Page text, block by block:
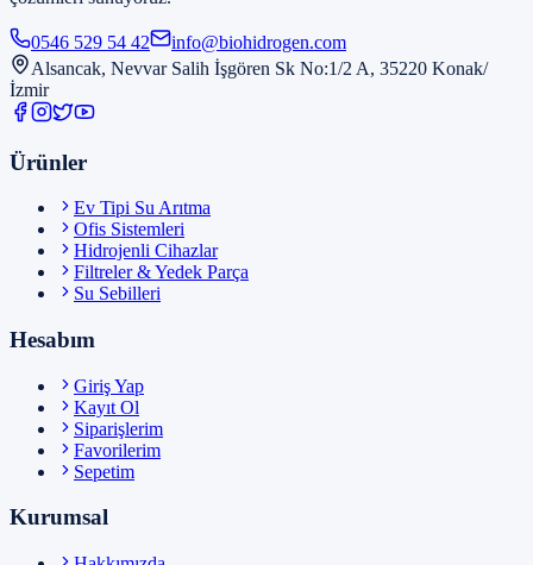
0546 529 54 42
info@biohidrogen.com
Alsancak, Nevvar Salih İşgören Sk No:1/2 A, 35220 Konak/
İzmir
Ürünler
Ev Tipi Su Arıtma
Ofis Sistemleri
Hidrojenli Cihazlar
Filtreler & Yedek Parça
Su Sebilleri
Hesabım
Giriş Yap
Kayıt Ol
Siparişlerim
Favorilerim
Sepetim
Kurumsal